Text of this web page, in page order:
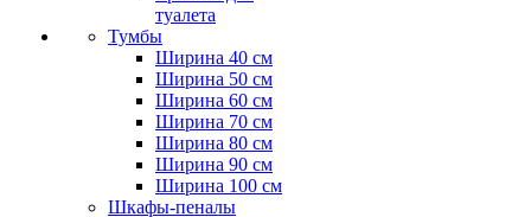
туалета
Тумбы
Ширина 40 см
Ширина 50 см
Ширина 60 см
Ширина 70 см
Ширина 80 см
Ширина 90 см
Ширина 100 см
Шкафы-пеналы